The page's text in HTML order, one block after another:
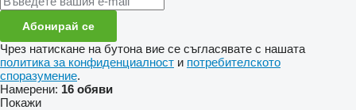
Абонирай се
Чрез натискане на бутона вие се съгласявате с нашата
политика за конфиденциалност и потребителското
споразумение.
Намерени: 16 обяви
Покажи